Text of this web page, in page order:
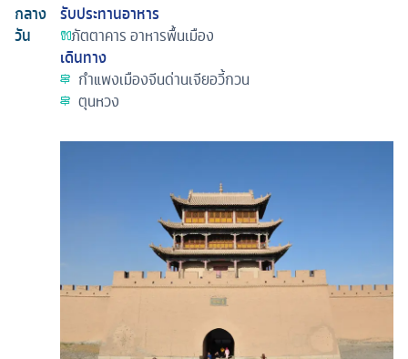
กลาง
วัน
รับประทานอาหาร
ภัตตาคารอาหารพื้นเมือง
เดินทาง
กําแพงเมืองจีนด่านเจียอวี้กวน
ตุนหวง